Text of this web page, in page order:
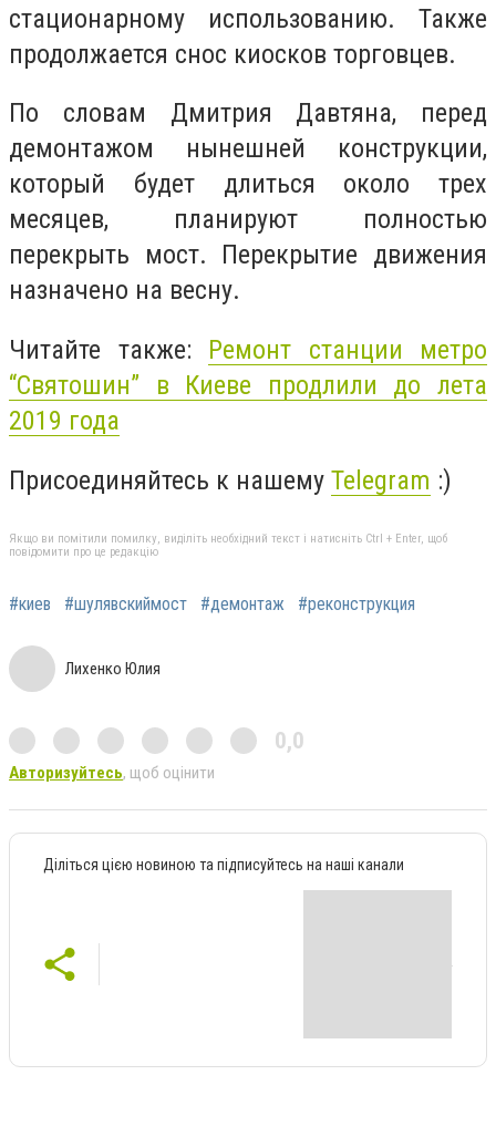
стационарному использованию. Также
продолжается снос киосков торговцев.
По словам Дмитрия Давтяна, перед
демонтажом нынешней конструкции,
который будет длиться около трех
месяцев, планируют полностью
перекрыть мост. Перекрытие движения
назначено на весну.
Читайте также: Ремонт станции метро
“Святошин” в Киеве продлили до лета
2019 года
Присоединяйтесь к нашему Telegram :)
Якщо ви помітили помилку, виділіть необхідний текст і натисніть Ctrl + Enter, щоб
повідомити про це редакцію
#киев #шулявскиймост #демонтаж #реконструкция
Лихенко Юлия
0,0
Авторизуйтесь, щоб оцінити
Діліться цією новиною та підписуйтесь на наші канали